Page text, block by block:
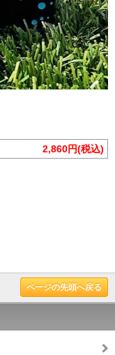
2,860円(税込)
ページの先頭へ戻る